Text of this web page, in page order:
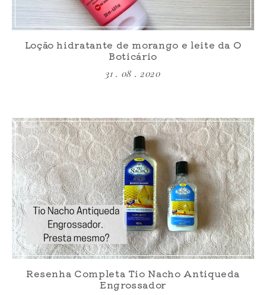
Loção hidratante de morango e leite da O
Boticário
31 . 08 . 2020
Resenha Completa Tio Nacho Antiqueda
Engrossador